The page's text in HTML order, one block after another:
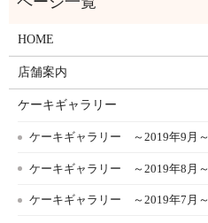
HOME
店舗案内
ケーキギャラリー
ケーキギャラリー ～2019年9月～
ケーキギャラリー ～2019年8月～
ケーキギャラリー ～2019年7月～